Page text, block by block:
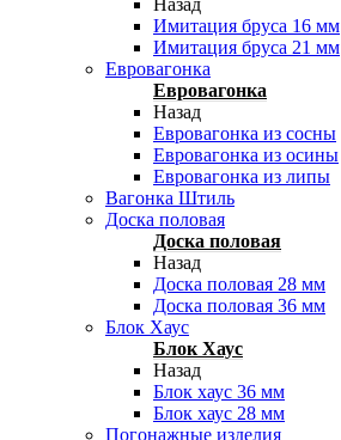
Назад
Имитация бруса 16 мм
Имитация бруса 21 мм
Евровагонка
Евровагонка
Назад
Евровагонка из сосны
Евровагонка из осины
Евровагонка из липы
Вагонка Штиль
Доска половая
Доска половая
Назад
Доска половая 28 мм
Доска половая 36 мм
Блок Хаус
Блок Хаус
Назад
Блок хаус 36 мм
Блок хаус 28 мм
Погонажные изделия